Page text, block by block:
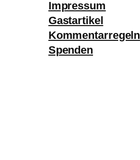
h
e
n
Impressum
Gastartikel
Kommentarregeln
Spenden